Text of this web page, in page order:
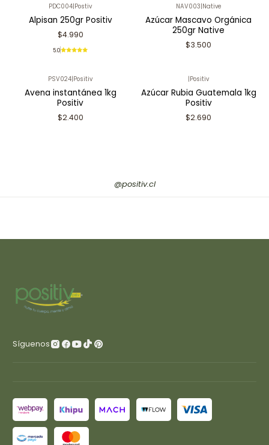
PDC004 Postiv
Alpisan 250gr Positiv
$4.990
5.0
NAV003 Native
Azúcar Mascavo Orgánica
250gr Native
$3.500
PSV024 Positiv
Avena instantánea 1kg
Positiv
$2.400
Positiv
Azúcar Rubia Guatemala 1kg
Positiv
$2.690
@positiv.cl
Síguenos